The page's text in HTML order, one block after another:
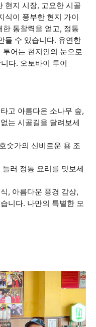
현지 시장, 고요한 시골
식이 풍부한 현지 가이
통찰력을 얻고, 정통
들 수 있습니다. 유연한
어는 현지인의 눈으로
다. 오토바이 투어
고 아름다운 소나무 숲,
는 시골길을 달려보세
숫가의 신비로운 용 조
러 정통 요리를 맛보세
, 아름다운 풍경 감상,
니다. 나만의 특별한 모